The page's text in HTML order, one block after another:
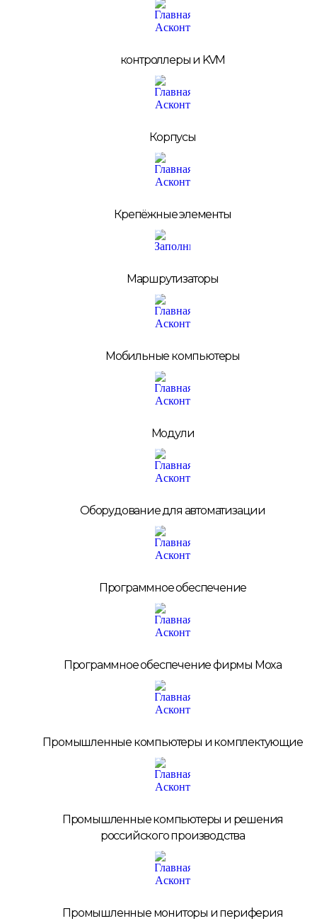
контроллеры и KVM
Корпусы
Крепёжные элементы
Маршрутизаторы
Мобильные компьютеры
Модули
Оборудование для автоматизации
Программное обеспечение
Программное обеспечение фирмы Moxa
Промышленные компьютеры и комплектующие
Промышленные компьютеры и решения
российского производства
Промышленные мониторы и периферия